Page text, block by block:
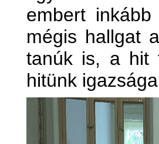
embert
mégis hallgat
tanúk is, a hit
hitünk